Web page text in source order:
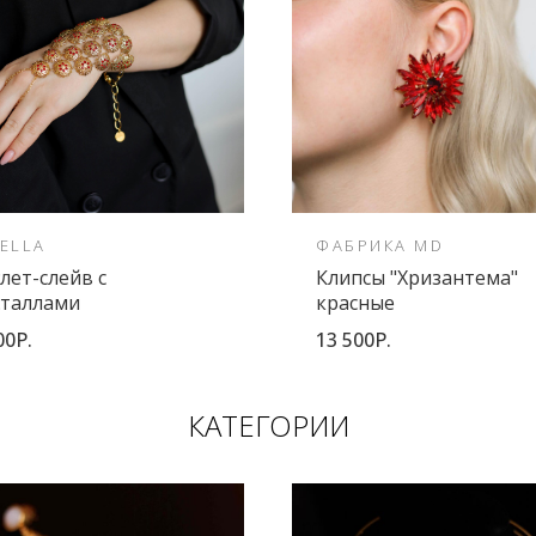
слейв с
ФАБРИКА MD
Клипсы "Хризантема"
красные
13 500Р.
КАТЕГОРИИ